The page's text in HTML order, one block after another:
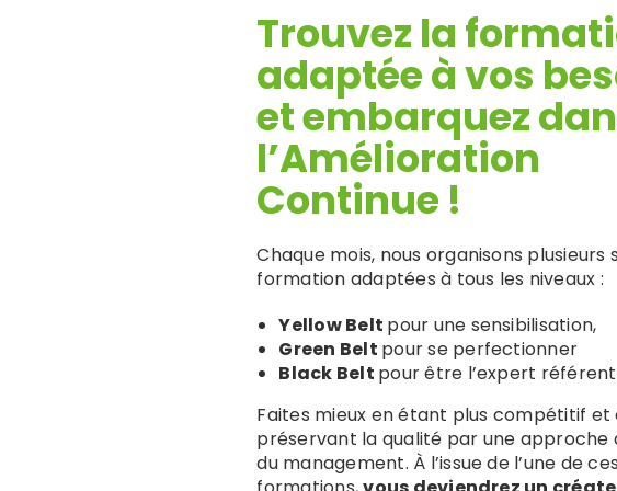
Green Belt Lean
Santé
Green Belt Lean Six
Sigma E-learning
Green Belt Lean IT
Trouvez la
adaptée à vos
etembarquez
l’Amélioration
Continue !
Chaque mois, nous organisons plusieurs
formation adaptées à tous les niveaux :
Yellow Belt pour une sensibilisation,
Green Belt pour se perfectionner
Black Belt pour être l’expert référent
Faites mieux en étant plus compétitif et
préservant la qualité par une approche
du management. À l’issue de l’une de ces